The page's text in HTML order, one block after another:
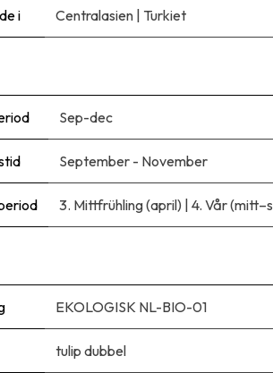
i Centralasien Turkiet
Sep-dec
September - November
3. Mittfrühling (april) 4. Vår
EKOLOGISK NL-BIO-01
tulip dubbel